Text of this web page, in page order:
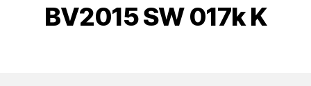
BV2015 SW 017k K